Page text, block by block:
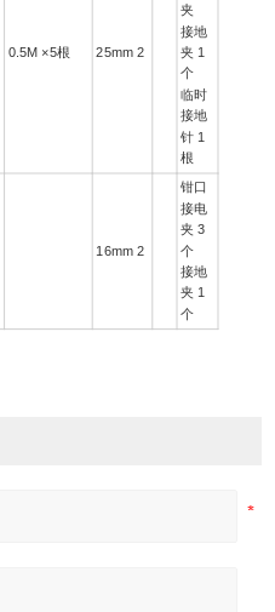
0.5M ×5根 25mm 2
夹
接地
夹 1
个
临时
接地
针 1
根
16mm 2
钳口
接电
夹 3
个
接地
夹 1
个